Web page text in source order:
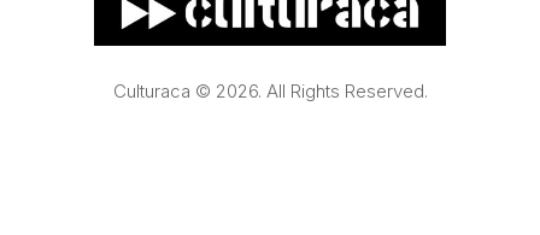
Culturaca © 2026. All Rights Reserved.